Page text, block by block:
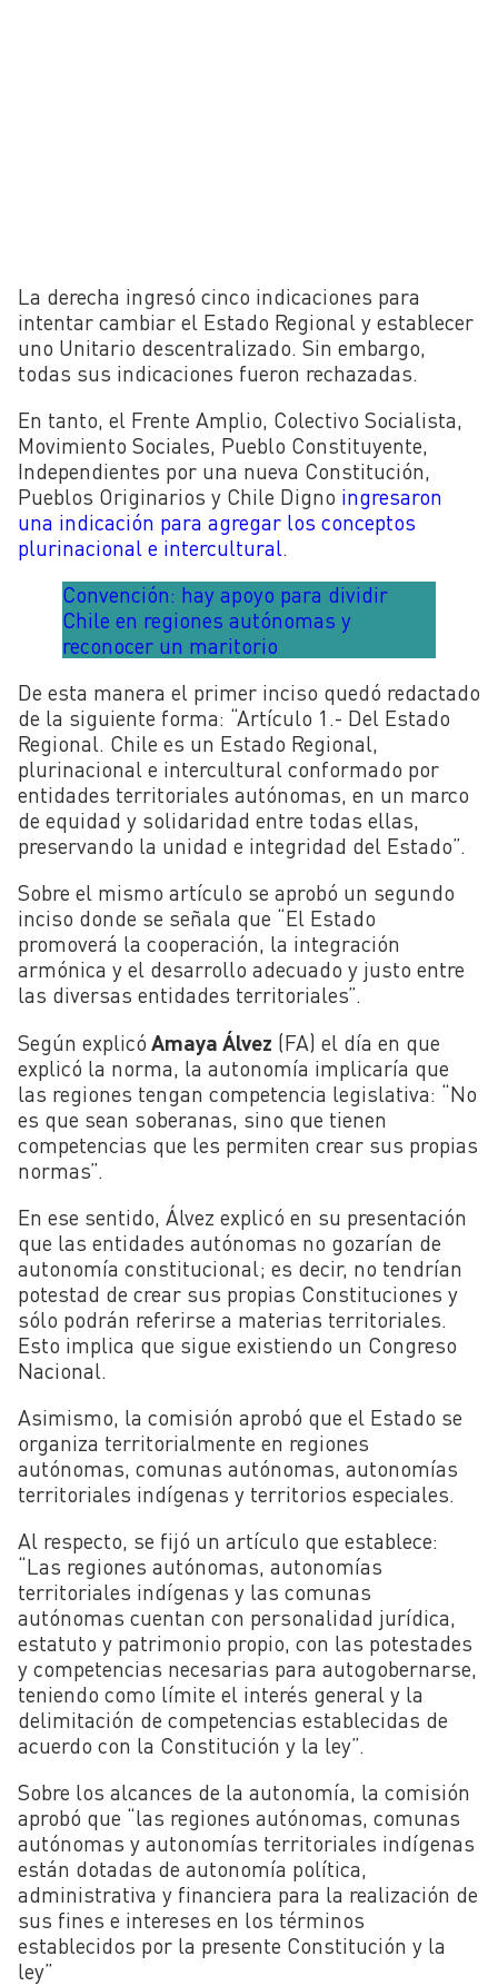
La derecha ingresó cinco indicaciones para
intentar cambiar el Estado Regional y establecer
uno Unitario descentralizado. Sin embargo,
todas sus indicaciones fueron rechazadas.
En tanto, el Frente Amplio, Colectivo Socialista,
Movimiento Sociales, Pueblo Constituyente,
Independientes por una nueva Constitución,
Pueblos Originarios y Chile Digno ingresaron
una indicación para agregar los conceptos
plurinacional e intercultural.
Convención: hay apoyo para dividir
Chile en regiones autónomas y
reconocer un maritorio
De esta manera el primer inciso quedó redactado
de la siguiente forma: “Artículo 1.- Del Estado
Regional. Chile es un Estado Regional,
plurinacional e intercultural conformado por
entidades territoriales autónomas, en un marco
de equidad y solidaridad entre todas ellas,
preservando la unidad e integridad del Estado”.
Sobre el mismo artículo se aprobó un segundo
inciso donde se señala que “El Estado
promoverá la cooperación, la integración
armónica y el desarrollo adecuado y justo entre
las diversas entidades territoriales”.
Según explicó Amaya Álvez (FA) el día en que
explicó la norma, la autonomía implicaría que
las regiones tengan competencia legislativa: “No
es que sean soberanas, sino que tienen
competencias que les permiten crear sus propias
normas”.
En ese sentido, Álvez explicó en su presentación
que las entidades autónomas no gozarían de
autonomía constitucional; es decir, no tendrían
potestad de crear sus propias Constituciones y
sólo podrán referirse a materias territoriales.
Esto implica que sigue existiendo un Congreso
Nacional.
Asimismo, la comisión aprobó que el Estado se
organiza territorialmente en regiones
autónomas, comunas autónomas, autonomías
territoriales indígenas y territorios especiales.
Al respecto, se fijó un artículo que establece:
“Las regiones autónomas, autonomías
territoriales indígenas y las comunas
autónomas cuentan con personalidad jurídica,
estatuto y patrimonio propio, con las potestades
y competencias necesarias para autogobernarse,
teniendo como límite el interés general y la
delimitación de competencias establecidas de
acuerdo con la Constitución y la ley”.
Sobre los alcances de la autonomía, la comisión
aprobó que “las regiones autónomas, comunas
autónomas y autonomías territoriales indígenas
están dotadas de autonomía política,
administrativa y financiera para la realización de
sus fines e intereses en los términos
establecidos por la presente Constitución y la
ley”